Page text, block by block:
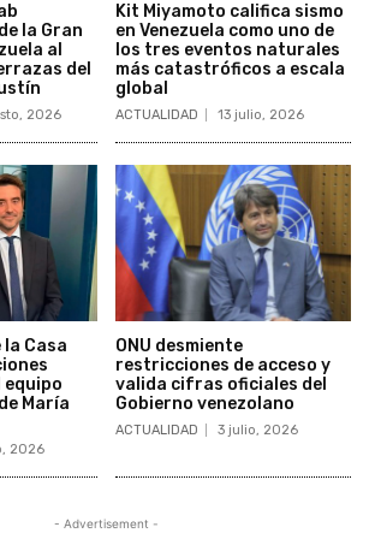
la Gran
al
del
2026
Kit Miyamoto califica sismo
en Venezuela como uno de
los tres eventos naturales
más catastróficos a escala
global
ACTUALIDAD 13 julio, 2026
Casa
equipo
María
2026
ONU desmiente
restricciones de acceso y
valida cifras oficiales del
Gobierno venezolano
ACTUALIDAD 3 julio, 2026
- Advertisement -